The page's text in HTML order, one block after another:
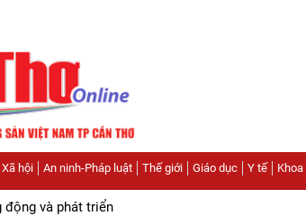
Xã hội An ninh-Pháp luật Thế giới Giáo dục Y tế
động và phát triển